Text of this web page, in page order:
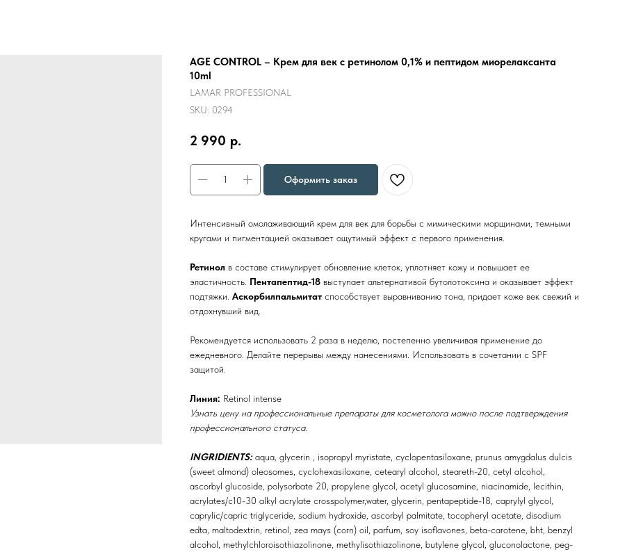
AGE CONTROL – Крем для век с ретинолом 0,1% и пептидом миорелаксанта
10ml
LAMAR PROFESSIONAL
SKU: 0294
2 990 р.
Оформить заказ
Интенсивный омолаживающий крем для век для борьбы с мимическими морщинами, темными
кругами и пигментацией оказывает ощутимый эффект с первого применения.
Ретинол в составе стимулирует обновление клеток, уплотняет кожу и повышает ее
эластичность. Пентапептид-18 выступает альтернативой бутолотоксина и оказывает эффект
подтяжки. Аскорбилпальмитат способствует выравниванию тона, придает коже век свежий и
отдохнувший вид.
Рекомендуется использовать 2 раза в неделю, постепенно увеличивая применение до
ежедневного. Делайте перерывы между нанесениями. Использовать в сочетании с SPF
защитой.
Линия: Retinol intense
Узнать цену на профессиональные препараты для косметолога можно после подтверждения
профессионального статуса.
INGRIDIENTS:aqua, glycerin , isopropyl myristate, cyclopentasiloxane, prunus amygdalus dulcis
(sweet almond) oleosomes, cyclohexasiloxane, cetearyl alcohol, steareth-20, cetyl alcohol,
ascorbyl glucoside, polysorbate 20, propylene glycol, acetyl glucosamine, niacinamide, lecithin,
acrylates/c10-30 alkyl acrylate crosspolymer,water, glycerin, pentapeptide-18, caprylyl glycol,
caprylic/capric triglyceride, sodium hydroxide, ascorbyl palmitate, tocopheryl acetate, disodium
edta, maltodextrin, retinol, zea mays (corn) oil, parfum, soy isoflavones, beta-carotene, bht, benzyl
alcohol, methylchloroisothiazolinone, methylisothiazolinone, butylene glycol, gluconolactone, peg-